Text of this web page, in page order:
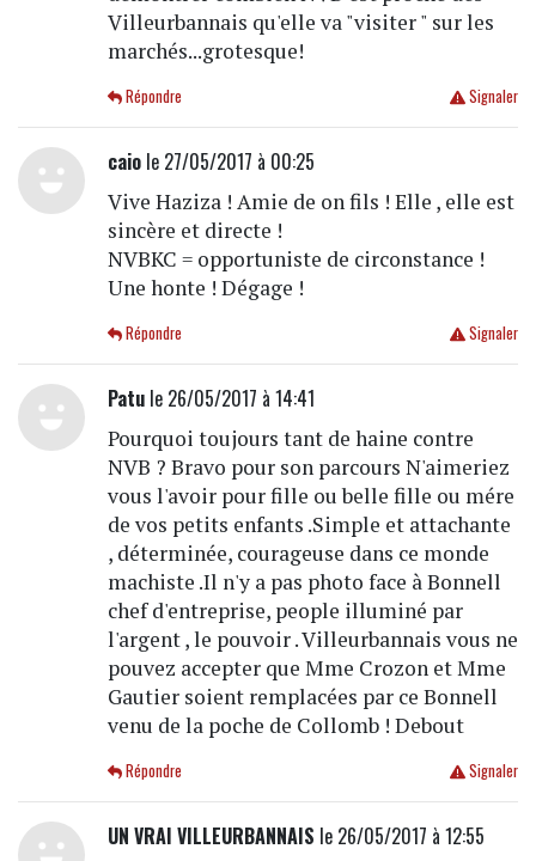
Villeurbannais qu'elle va "visiter " sur les
marchés...grotesque!
Signaler
Répondre
caiole 27/05/2017 à 00:25
Vive Haziza ! Amie de on fils ! Elle , elle est
sincère et directe !
NVBKC = opportuniste de circonstance !
Une honte ! Dégage !
Signaler
Répondre
Patule 26/05/2017 à 14:41
Pourquoi toujours tant de haine contre
NVB ? Bravo pour son parcours N'aimeriez
vous l'avoir pour fille ou belle fille ou mére
de vos petits enfants .Simple et attachante
, déterminée, courageuse dans ce monde
machiste .Il n'y a pas photo face à Bonnell
chef d'entreprise, people illuminé par
l'argent , le pouvoir . Villeurbannais vous ne
pouvez accepter que Mme Crozon et Mme
Gautier soient remplacées par ce Bonnell
venu de la poche de Collomb ! Debout
Signaler
Répondre
UN VRAI VILLEURBANNAIS le 26/05/2017 à 12:55